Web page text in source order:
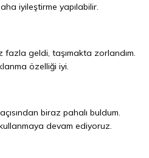
iyileştirme yapılabilir.
fazla geldi, taşımakta zorlandım.
özelliği iyi.
biraz pahalı buldum.
devam ediyoruz.